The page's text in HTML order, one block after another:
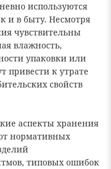
используются
и в быту. Несмотря
чувствительны
влажность,
упаковки или
привести к утрате
свойств
аспекты хранения
нормативных
типовых ошибок